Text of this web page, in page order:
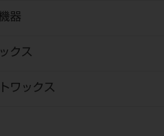
器
クス
ワックス